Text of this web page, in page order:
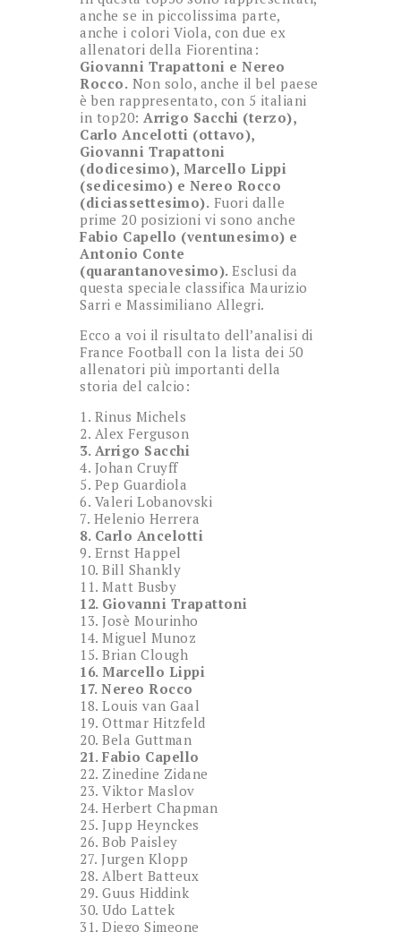
anche se in piccolissima parte,
anche i colori Viola, con due ex
allenatori della Fiorentina:
Giovanni Trapattoni e Nereo
Rocco. Non solo, anche il bel paese
è ben rappresentato, con 5 italiani
in top20: Arrigo Sacchi (terzo),
Carlo Ancelotti (ottavo),
Giovanni Trapattoni
(dodicesimo), Marcello Lippi
(sedicesimo) e Nereo Rocco
(diciassettesimo). Fuori dalle
prime 20 posizioni vi sono anche
Fabio Capello (ventunesimo) e
Antonio Conte
(quarantanovesimo). Esclusi da
questa speciale classifica Maurizio
Sarri e Massimiliano Allegri.
Ecco a voi il risultato dell’analisi di
France Football con la lista dei 50
allenatori più importanti della
storia del calcio:
1. Rinus Michels
2. Alex Ferguson
3. Arrigo Sacchi
4. Johan Cruyff
5. Pep Guardiola
6. Valeri Lobanovski
7. Helenio Herrera
8. Carlo Ancelotti
9. Ernst Happel
10. Bill Shankly
11. Matt Busby
12. Giovanni Trapattoni
13. Josè Mourinho
14. Miguel Munoz
15. Brian Clough
16. Marcello Lippi
17. Nereo Rocco
18. Louis van Gaal
19. Ottmar Hitzfeld
20. Bela Guttman
21. Fabio Capello
22. Zinedine Zidane
23. Viktor Maslov
24. Herbert Chapman
25. Jupp Heynckes
26. Bob Paisley
27. Jurgen Klopp
28. Albert Batteux
29. Guus Hiddink
30. Udo Lattek
31. Diego Simeone